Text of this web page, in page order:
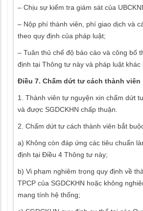
– Chịu sự kiểm tra giám sát của
– Nộp phí thành viên, phí giao dịch và
theo quy định của pháp luật;
– Tuân thủ chế độ báo cáo và công bố
định tại Thông tư này và pháp luật khác
Điều 7. Chấm dứt tư cách thành viên
1. Thành viên tự nguyện xin chấm dứt
và được SGDCKHN chấp thuận.
2. Chấm dứt tư cách thành viên bắt
a) Không còn đáp ứng các tiêu chuẩn
định tại Điều 4 Thông tư này;
b) Vi phạm nghiêm trọng quy định về
TPCP của SGDCKHN hoặc không
mang tính hệ thống;